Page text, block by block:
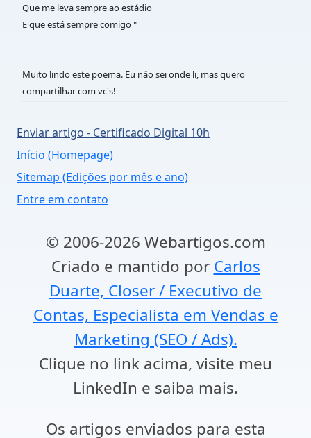
Que me leva sempre ao estádio
E que está sempre comigo "
Muito lindo este poema. Eu não sei onde li, mas quero
compartilhar com vc's!
Enviar artigo - Certificado Digital 10h
Início (Homepage)
Sitemap (Edições por mês e ano)
Entre em contato
© 2006-2026 Webartigos.com
Criado e mantido por Carlos
Duarte, Closer / Executivo de
Contas, Especialista em Vendas e
Marketing (SEO / Ads).
Clique no link acima, visite meu
LinkedIn e saiba mais.
Os artigos enviados para esta